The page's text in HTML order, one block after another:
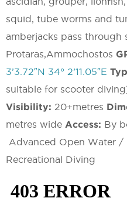
squid, tube worms and
amberjacks pass through
Protaras,Ammochostos
3’3.72″N 34° 2’11.05″E
suitable for scooter
Visibility: 20+metres
metres wide Access: By
Advanced Open Water /
Recreational Diving